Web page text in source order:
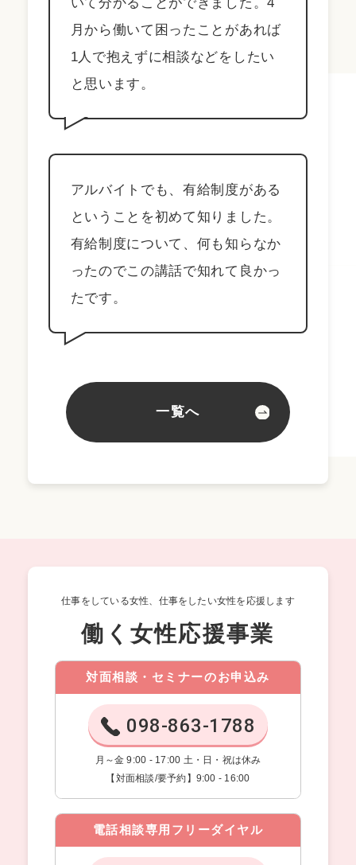
月から働いて困ったことがあれば
1人で抱えずに相談などをしたい
と思います。
アルバイトでも、有給制度がある
ということを初めて知りました。
有給制度について、何も知らなか
ったのでこの講話で知れて良かっ
たです。
一覧へ
仕事をしている女性、仕事をしたい女性を応援します
働く女性応援事業
対面相談・セミナーのお申込み
098-863-1788
月～金 9:00 - 17:00 土・日・祝は休み
【対面相談/要予約】9:00 - 16:00
電話相談専用フリーダイヤル